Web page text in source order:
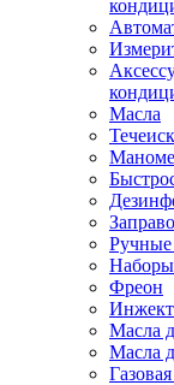
Масла
Ручные
Фреон
Масла
Масла